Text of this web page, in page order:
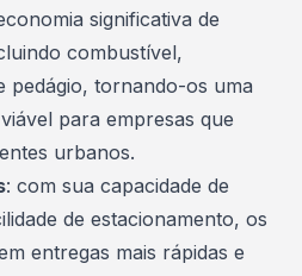
significativa de
combustível,
pedágio, tornando-os uma
para empresas que
urbanos.
: com sua capacidade de
de estacionamento, os
entregas mais rápidas e